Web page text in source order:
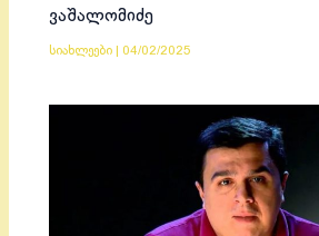
ვაშალომიძე
სიახლეები 04/02/2025